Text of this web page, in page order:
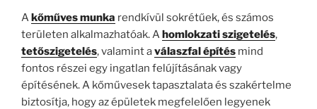
Akőműves munka rendkívül sokrétűek, és számos
területen alkalmazhatóak. Ahomlokzati szigetelés,
tetőszigetelés, valamint aválaszfal építés mind
fontos részei egy ingatlan felújításának vagy
építésének. A kőművesek tapasztalata és szakértelme
biztosítja, hogy az épületek megfelelően legyenek